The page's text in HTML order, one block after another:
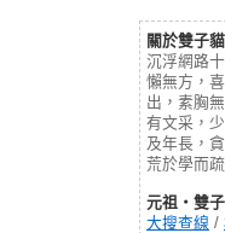
關於雙子
沉浮網路
懶無方，
出，素胸
有文采，
及年長，
荒於學而
元祖‧雙
大搜查線 /